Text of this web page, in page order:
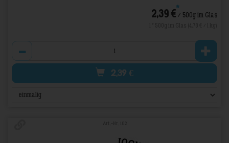
2,39 €*/ 500g im Glas
2,39 €